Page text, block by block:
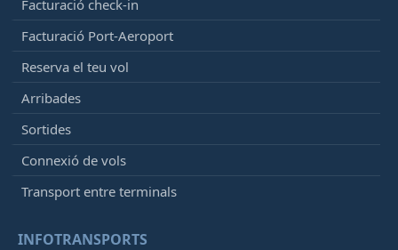
Facturació check-in
Facturació Port-Aeroport
Reserva el teu vol
Arribades
Sortides
Connexió de vols
Transport entre terminals
INFOTRANSPORTS